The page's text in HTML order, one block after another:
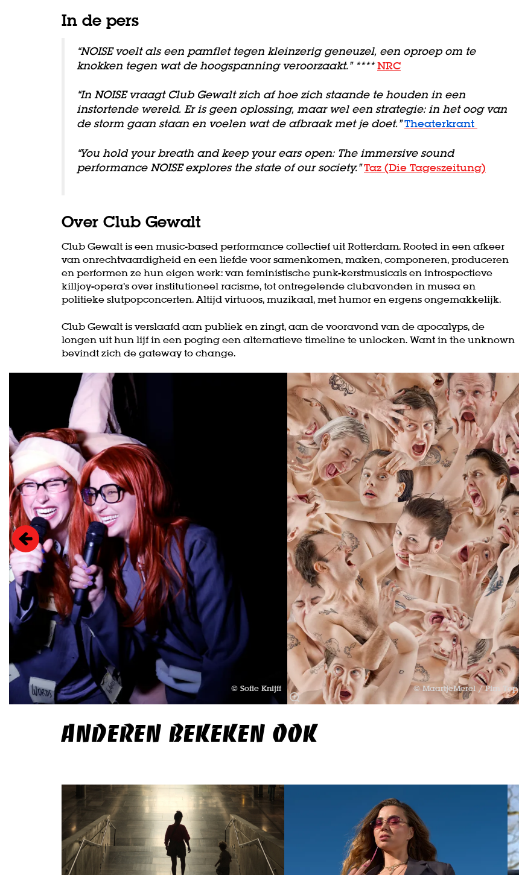
In de pers
“NOISE voelt als een pamflet tegen kleinzerig geneuzel, een oproep om te
knokken tegen wat de hoogspanning veroorzaakt.” ****NRC
“In NOISE vraagt Club Gewalt zich af hoe zich staande te houden in een
instortende wereld. Er is geen oplossing, maar wel een strategie: in het oog van
de storm gaan staan en voelen wat de afbraak met je doet.” Theaterkrant
“You hold your breath and keep your ears open: The immersive sound
performance NOISE explores the state of our society.”Taz (Die Tageszeitung)
Over Club Gewalt
Club Gewalt is een music-based performance collectief uit Rotterdam. Rooted in een afkeer
van onrechtvaardigheid en een liefde voor samenkomen, maken, componeren, produceren
en performen ze hun eigen werk: van feministische punk-kerstmusicals en introspectieve
killjoy-opera’s over institutioneel racisme, tot ontregelende clubavonden in musea en
politieke slutpopconcerten. Altijd virtuoos, muzikaal, met humor en ergens ongemakkelijk.
Club Gewalt is verslaafd aan publiek en zingt, aan de vooravond van de apocalyps, de
longen uit hun lijf in een poging een alternatieve timeline te unlocken. Want in the unknown
bevindt zich de gateway to change.
© Sofie Knijff © MaartjeMerel / Pim Top
Inzoomen
ANDEREN BEKEKEN OOK